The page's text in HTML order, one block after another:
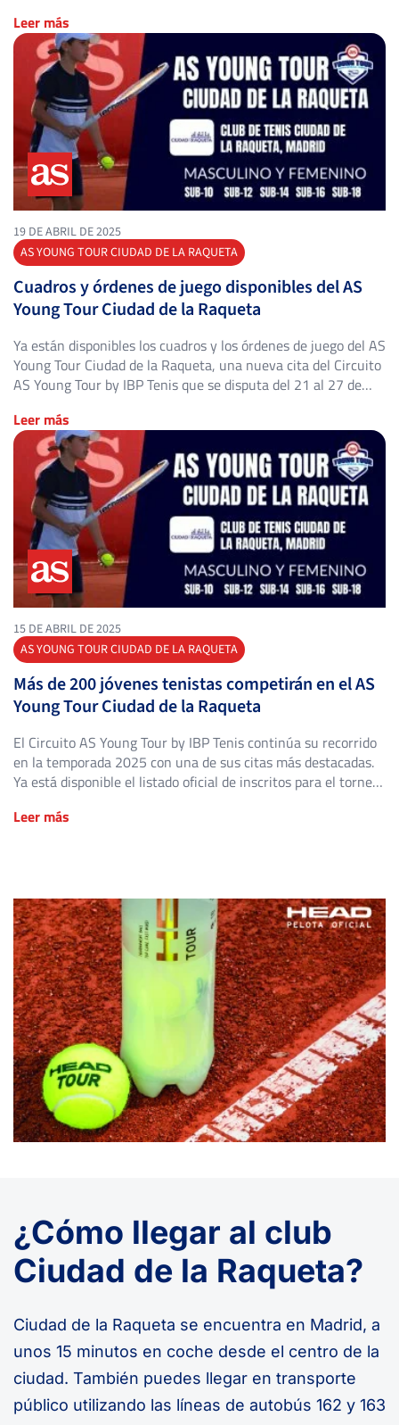
jugadores de todo el país se dieron cita en las categorías […]
Leer más
19 DE ABRIL DE 2025
AS YOUNG TOUR CIUDAD DE LA RAQUETA
Cuadros y órdenes de juego disponibles del AS
Young Tour Ciudad de la Raqueta
Ya están disponibles los cuadros y los órdenes de juego del AS
Young Tour Ciudad de la Raqueta, una nueva cita del Circuito
AS Young Tour by IBP Tenis que se disputa del 21 al 27 de
(Madrid). El torneo se celebra en […]
Leer más
15 DE ABRIL DE 2025
AS YOUNG TOUR CIUDAD DE LA RAQUETA
Más de 200 jóvenes tenistas competirán en el AS
Young Tour Ciudad de la Raqueta
El Circuito AS Young Tour by IBP Tenis continúa su recorrido
en la temporada 2025 con una de sus citas más destacadas.
Ya está disponible el listado oficial de inscritos para el torneo
(Madrid), del 21 al 27 de abril. Con más de […]
Leer más
¿Cómo llegar al club
Ciudad de la Raqueta?
Ciudad de la Raqueta se encuentra en Madrid, a
unos 15 minutos en coche desde el centro de la
ciudad. También puedes llegar en transporte
público utilizando las líneas de autobús 162 y 163